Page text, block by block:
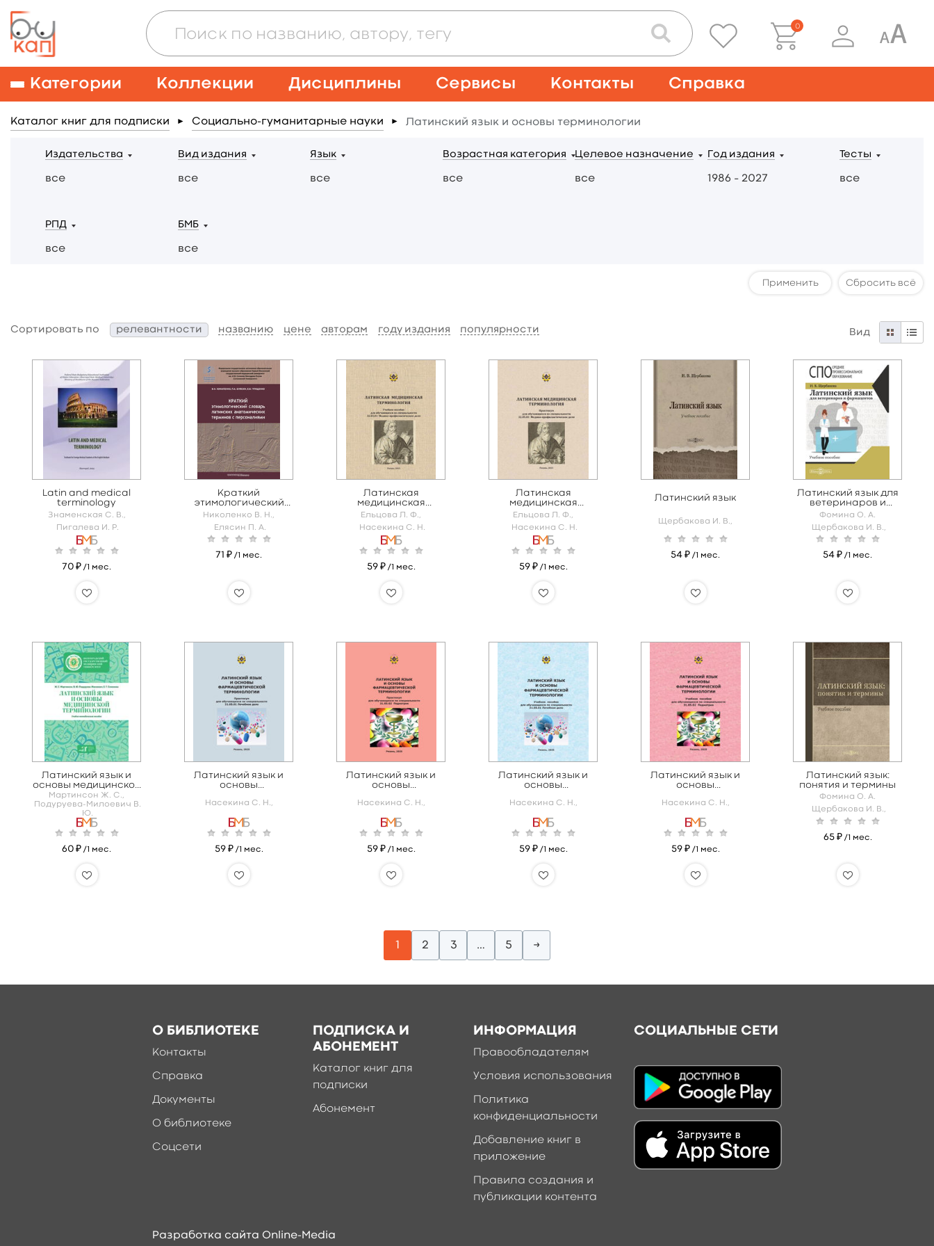
0
Категории Коллекции Дисциплины Сервисы Контакты Справка
Каталог книг для подписки ► Социально-гуманитарные науки ► Латинский язык и основы терминологии
Издательства
все
Вид издания
все
Язык
все
Возрастная категория
все
Целевое назначение
все
Год издания
1986 – 2027
Тесты
все
РПД
все
БМБ
все
Сбросить всё
Сортировать по релевантности названию цене авторам году издания популярности Вид
Latin and medical
terminology
Знаменская С. В.,
Пигалева И. Р.
70 ₽ /1 мес.
Краткий
этимологический
словарь латинских
терминов с
персоналиями
Николенко В. Н.,
Елясин П. А.
71 ₽ /1 мес.
Латинская
медицинская
терминология
Ельцова Л. Ф.,
Насекина С. Н.
59 ₽ /1 мес.
Латинская
медицинская
терминология
Ельцова Л. Ф.,
Насекина С. Н.
59 ₽ /1 мес.
Латинский язык
Щербакова И. В.,
54 ₽ /1 мес.
Латинский язык для
ветеринаров и
фармацевтов
Фомина О. А.
Щербакова И. В.,
54 ₽ /1 мес.
Латинский язык и
основы медицинской
терминологии
Мартинсон Ж. С.,
Подуруева-Милоевич В.
Ю.
60 ₽ /1 мес.
Латинский язык и
основы
терминологии
Насекина С. Н.,
59 ₽ /1 мес.
Латинский язык и
основы
терминологии
Насекина С. Н.,
59 ₽ /1 мес.
Латинский язык и
основы
терминологии
Насекина С. Н.,
59 ₽ /1 мес.
Латинский язык и
основы
терминологии
Насекина С. Н.,
59 ₽ /1 мес.
Латинский язык:
понятия и термины
Фомина О. А.
Щербакова И. В.,
65 ₽ /1 мес.
1 2 3 … 5 →
О БИБЛИОТЕКЕ
Контакты
Справка
Документы
О библиотеке
Соцсети
ПОДПИСКА И
АБОНЕМЕНТ
Каталог книг для
подписки
Абонемент
ИНФОРМАЦИЯ
Правообладателям
Условия использования
Политика
конфиденциальности
Добавление книг в
приложение
Правила создания и
публикации контента
СОЦИАЛЬНЫЕ СЕТИ
Разработка сайта Online-Media